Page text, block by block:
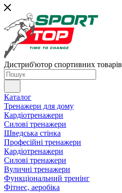
Дистриб'ютор спортивних товарів
Каталог
Тренажери для дому
Кардіотренажери
Силові тренажери
Шведська стінка
Професійні тренажери
Кардіотренажери
Силові тренажери
Вуличні тренажери
Функціональний тренінг
Фітнес, аеробіка